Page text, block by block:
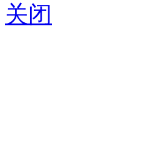
关闭